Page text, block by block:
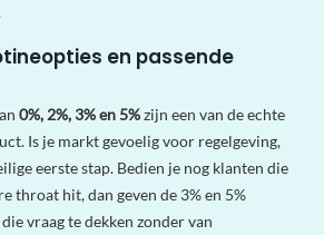
en passende
0%, 2%, 3% en 5%zijn een van de echte
Is je markt gevoelig voor regelgeving,
eerste stap. Bedien je nog klanten die
throat hit, dan geven de 3% en 5%
vraag te dekken zonder van